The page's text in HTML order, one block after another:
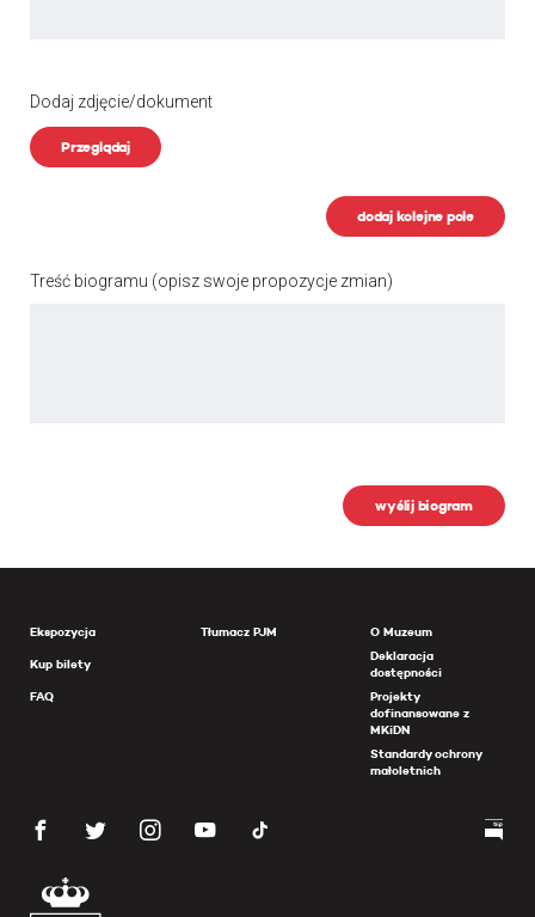
Dodaj zdjęcie/dokument
Przeglądaj
dodaj kolejne pole
Treść biogramu (opisz swoje propozycje zmian)
wyślij biogram
Ekspozycja
Kup bilety
FAQ
Tłumacz PJM
O Muzeum
Deklaracja
dostępności
Projekty
dofinansowane z
MKiDN
Standardy ochrony
małoletnich